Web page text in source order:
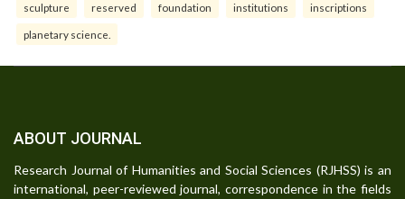
sculpture reserved foundation institutions inscriptions
planetary science.
ABOUT JOURNAL
Research Journal of Humanities and Social Sciences (RJHSS) is an
international, peer-reviewed journal, correspondence in the fields